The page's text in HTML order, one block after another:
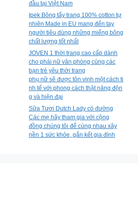
đầu tại Việt Nam
Ipek Bông tẩy trang 100% cotton tự
nhiên Made in EU mang đến tay
người tiêu dùng những miếng bông
chất lượng tốt nhất
JOVEN 1 thời trang cao cấp dành
cho phái nữ văn phòng cùng các
bạn trẻ yêu thời trang
phụ nữ sẽ được tôn vinh một cách ti
nh tế với phong cách thật năng độn
g và hiện đại
Sữa Tươi Dutch Lady có đường
Các mẹ hãy tham gia với cộng
đồng chúng tôi để cùng nhau xây
nền 1 sức khỏe, gắn kết gia đình